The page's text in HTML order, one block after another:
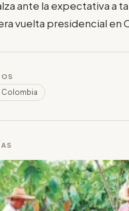
ante la expectativa a
vuelta presidencial en
Colombia